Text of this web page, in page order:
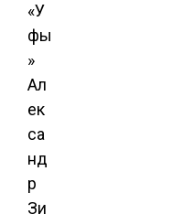
«У
фы
»
Ал
ек
са
нд
р
Зи